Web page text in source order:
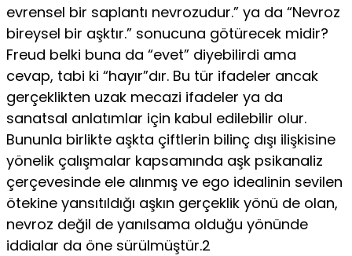
evrensel bir saplantı nevro­zudur.” ya da “Nevroz
bireysel bir aşktır.” sonucuna götüre­cek midir?
Freud belki buna da “evet” diyebilirdi ama
cevap, tabi ki “hayır”dır. Bu tür ifadeler ancak
gerçeklikten uzak mecazi ifadeler ya da
sanatsal anlatımlar için kabul edilebi­lir olur.
Bununla birlikte aşkta çiftlerin bilinç dışı ilişkisine
yönelik çalışmalar kapsamında aşk psikanaliz
çerçevesinde ele alınmış ve ego idealinin sevilen
ötekine yansıtıldığı aşkın gerçeklik yönü de olan,
nevroz değil de yanılsama olduğu yö­nünde
iddialar da öne sürülmüştür.2